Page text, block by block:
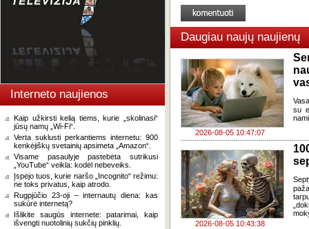
Interneto naujienos
Kaip užkirsti kelią tiems, kurie „skolinasi“
jūsų namų „Wi-Fi“.
Verta suklusti perkantiems internetu: 900
kenkėjiškų svetainių apsimeta „Amazon“.
Visame pasaulyje pastebėta sutrikusi
„YouTube“ veikla: kodėl nebeveiks.
Įspėjo tuos, kurie naršo „Incognito“ režimu:
ne toks privatus, kaip atrodo.
Rugpjūčio 23-oji – internautų diena: kas
sukūrė internetą?
Išlikite saugūs internete: patarimai, kaip
išvengti nuotolinių sukčių pinklių.
Daugiau naujų naujienų
2026-08-05 10:47:07
su
2026-08-05 10:43:38